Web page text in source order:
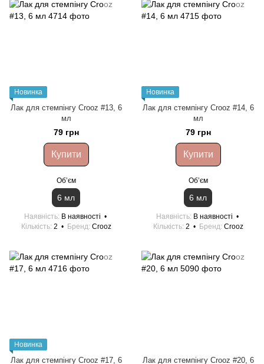
Новинка
Лак для стемпінгу Crooz #13, 6
мл
79 грн
Купити
Обʼєм
6 мл
Наявність В наявності
Кількість 2 Бренд Crooz
Новинка
Лак для стемпінгу Crooz #14, 6
мл
79 грн
Купити
Обʼєм
6 мл
Наявність В наявності
Кількість 2 Бренд Crooz
Новинка
Лак для стемпінгу Crooz #17, 6 Лак для стемпінгу Crooz #20, 6